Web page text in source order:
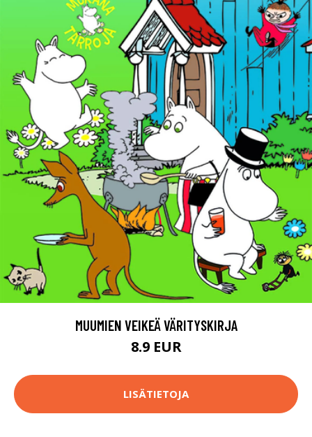
MUUMIEN VEIKEÄ VÄRITYSKIRJA
8.9 EUR
LISÄTIETOJA